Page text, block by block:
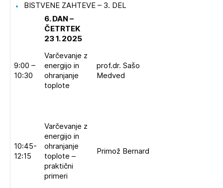
POZABLJENO GESLO
REGISTRIRAJTE SE
BISTVENE ZAHTEVE – 3. DEL
6. DAN –
ČETRTEK
23 1. 2025
9:00 –
10:30
Varčevanje z
energijo in
ohranjanje
toplote
prof.dr. Sašo
Medved
10:45-
12:15
Varčevanje z
energijo in
ohranjanje
toplote –
praktični
primeri
Primož Bernard
Plačnik je podjetje
PRIJAVITE SE
Tedenski novičnik javnih naročil
Dnevne medijske objave
NAPREJ